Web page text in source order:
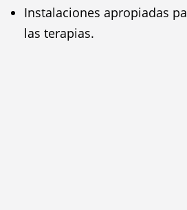
Instalaciones apropiadas
las terapias.